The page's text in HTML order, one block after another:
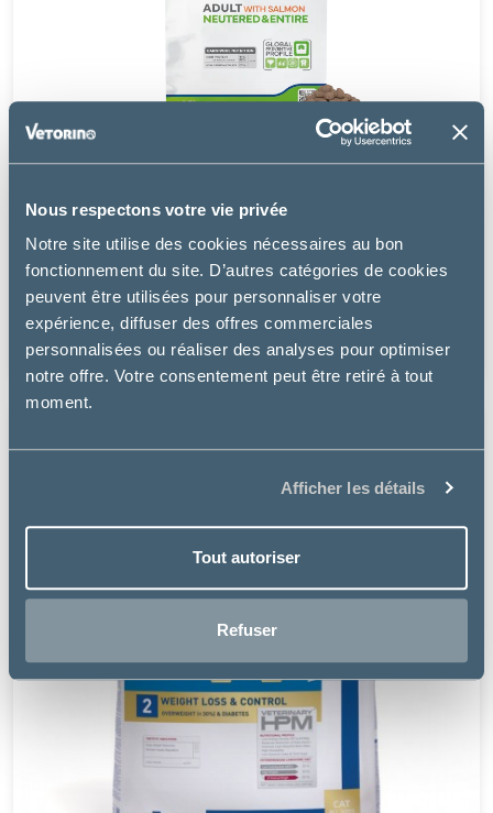
Nous respectons votre vie privée
Notre site utilise des cookies nécessaires au bon
fonctionnement du site. D’autres catégories de cookies
peuvent être utilisées pour personnaliser votre
expérience, diffuser des offres commerciales
personnalisées ou réaliser des analyses pour optimiser
notre offre. Votre consentement peut être retiré à tout
moment.
Afficher les détails
Tout autoriser
Refuser
Virbac
ADULT NEUTERED & ENTIRE CAT SAUMON
à partir de
23.99€